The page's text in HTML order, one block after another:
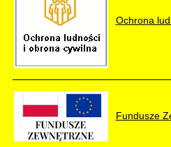
Ochrona
Fundusze